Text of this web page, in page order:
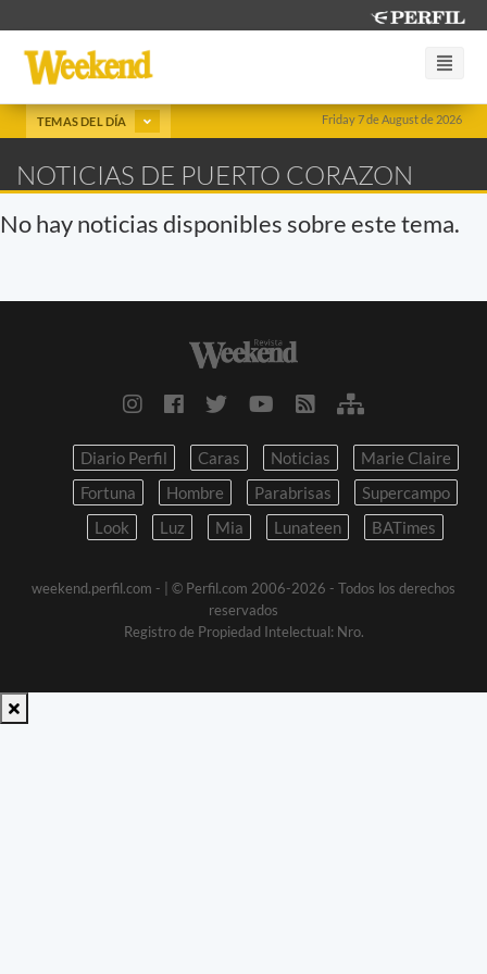
Friday 7 de August de 2026
TEMAS DEL DÍA
NOTICIAS DE PUERTO CORAZON
No hay noticias disponibles sobre este tema.
Diario Perfil Caras Noticias
Marie Claire
Fortuna
Hombre Parabrisas
Supercampo
Look
Luz Mia Lunateen BATimes
weekend.perfil.com -
| © Perfil.com 2006-2026 - Todos los derechos
reservados
Registro de Propiedad Intelectual: Nro.